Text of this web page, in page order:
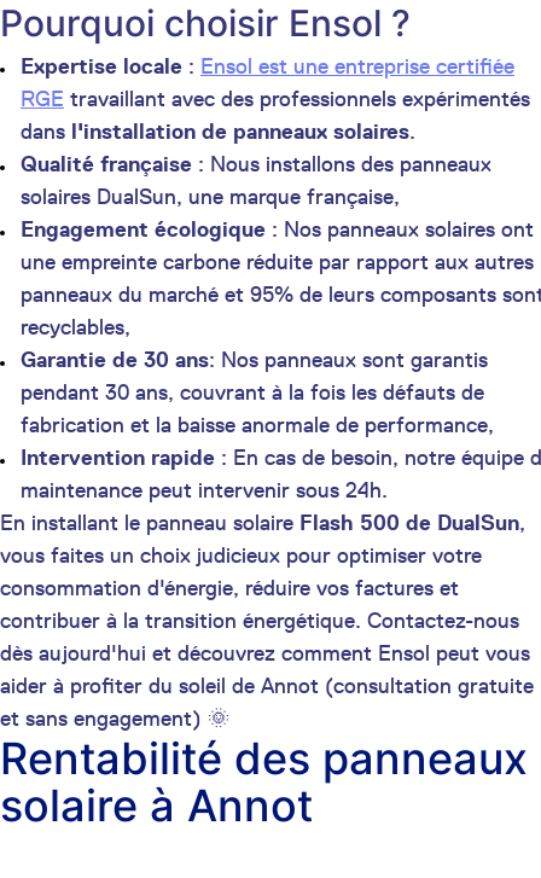
Pourquoi choisir Ensol ?
Expertise locale : Ensol est une entreprise certifiée
RGE travaillant avec des professionnels expérimentés
dans l'installation de panneaux solaires.
Qualité française : Nous installons des panneaux
solaires DualSun, une marque française,
Engagement écologique : Nos panneaux solaires ont
une empreinte carbone réduite par rapport aux autres
panneaux du marché et 95% de leurs composants
recyclables,
Garantie de 30 ans: Nos panneaux sont garantis
pendant 30 ans, couvrant à la fois les défauts de
fabrication et la baisse anormale de performance,
Intervention rapide : En cas de besoin, notre équipe
maintenance peut intervenir sous 24h.
En installant le panneau solaire Flash 500 de DualSun,
vous faites un choix judicieux pour optimiser votre
consommation d'énergie, réduire vos factures et
contribuer à la transition énergétique. Contactez-nous
dès aujourd'hui et découvrez comment Ensol peut vous
aider à profiter du soleil de Annot (consultation gratuite
et sans engagement) 🌞
Rentabilité des panneaux
solaire à Annot